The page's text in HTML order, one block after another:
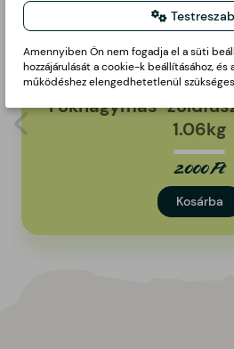
Fokhagymás-
1.06kg
2.000 Ft
Kosárba
Amennyiben Ön nem fogadja el a süti
hozzájárulását a cookie-k beállításához,
működéshez elengedhetetlenül